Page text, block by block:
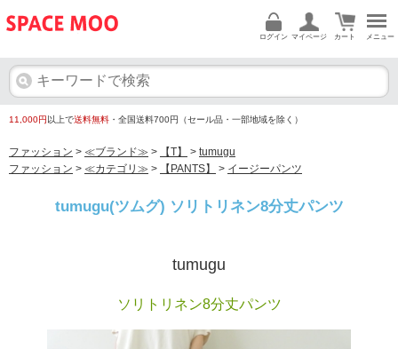
メニュー
カート
マイページ
ログイン
11,000円 以上で送料無料 ・全国送料700円（セール品・一部地域を除く）
ファッション > ≪ブランド≫ > 【T】 > tumugu
ファッション > ≪カテゴリ≫ > 【PANTS】 > イージーパンツ
tumugu(ツムグ) ソリトリネン8分丈パンツ
tumugu
ソリトリネン8分丈パンツ